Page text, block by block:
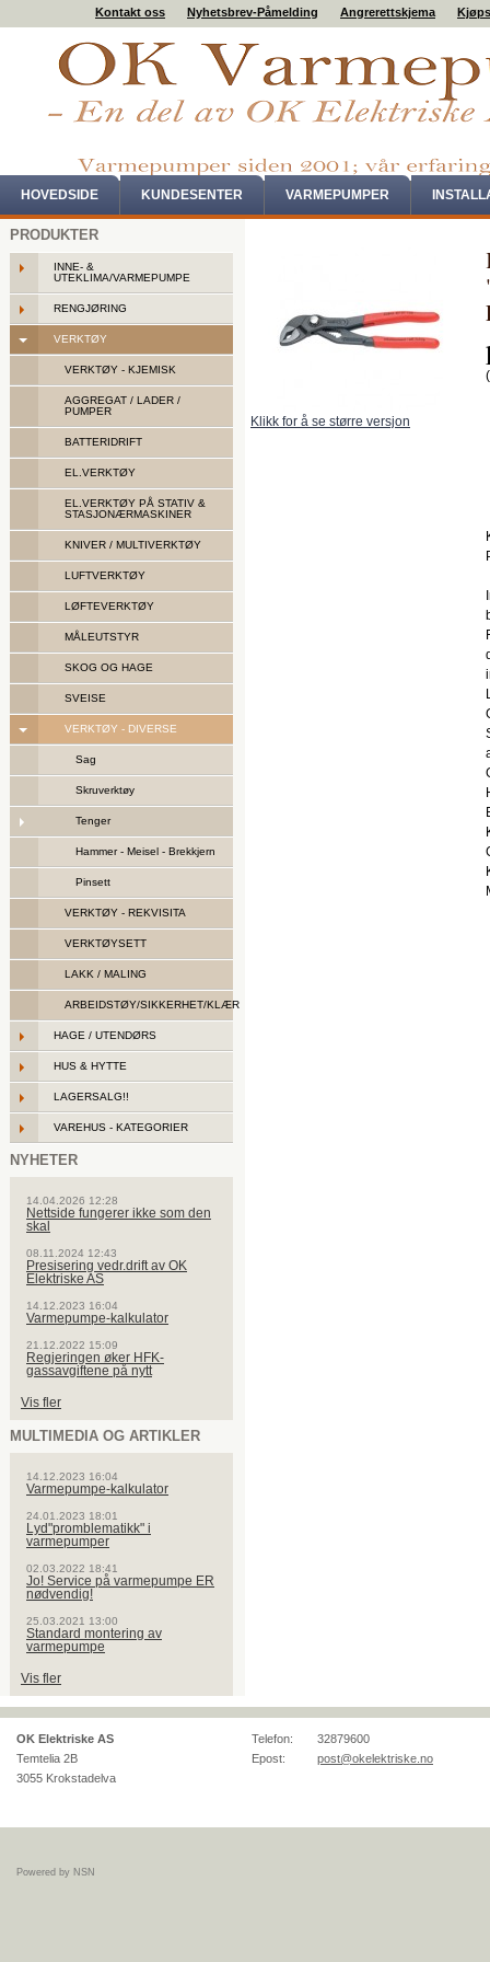
Kontakt oss Nyhetsbrev-Påmelding Angrerettskjema
HOVEDSIDE KUNDESENTER VARMEPUMPER
PRODUKTER
INNE- &
UTEKLIMA/VARMEPUMPE
RENGJØRING
VERKTØY
VERKTØY - KJEMISK
AGGREGAT / LADER /
PUMPER
BATTERIDRIFT
EL.VERKTØY
EL.VERKTØY PÅ STATIV &
STASJONÆRMASKINER
KNIVER / MULTIVERKTØY
LUFTVERKTØY
LØFTEVERKTØY
MÅLEUTSTYR
SKOG OG HAGE
SVEISE
VERKTØY - DIVERSE
Sag
Skruverktøy
Tenger
Hammer - Meisel - Brekkjern
Pinsett
VERKTØY - REKVISITA
VERKTØYSETT
LAKK / MALING
ARBEIDSTØY/SIKKERHET/KLÆR
HAGE / UTENDØRS
HUS & HYTTE
LAGERSALG!!
VAREHUS - KATEGORIER
NYHETER
14.04.2026 12:28
Nettside fungerer ikke som den
skal
08.11.2024 12:43
Presisering vedr.drift av OK
Elektriske AS
14.12.2023 16:04
Varmepumpe-kalkulator
21.12.2022 15:09
Regjeringen øker HFK-
gassavgiftene på nytt
Vis fler
MULTIMEDIA OG ARTIKLER
14.12.2023 16:04
Varmepumpe-kalkulator
24.01.2023 18:01
Lyd"promblematikk" i
varmepumper
02.03.2022 18:41
Jo! Service på varmepumpe ER
nødvendig!
25.03.2021 13:00
Standard montering av
varmepumpe
Vis fler
Klikk for å se større versjon
OK Elektriske AS
Temtelia 2B
3055 Krokstadelva
Telefon:
32879600
Epost:
post@okelektriske.no
Powered by NSN